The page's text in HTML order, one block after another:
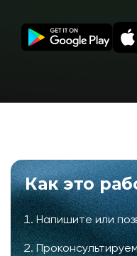
Как это
Напишите или